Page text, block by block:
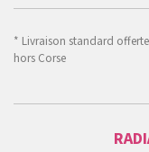
* Livraison standard
hors Corse